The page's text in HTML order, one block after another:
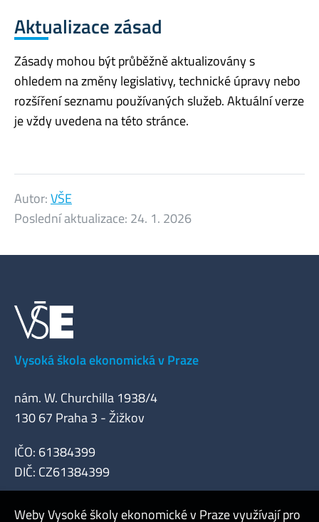
Aktualizace zásad
Zásady mohou být průběžně aktualizovány s
ohledem na změny legislativy, technické úpravy nebo
rozšíření seznamu používaných služeb. Aktuální verze
je vždy uvedena na této stránce.
Autor:VŠE
Poslední aktualizace: 24. 1. 2026
Vysoká škola ekonomická v Praze
nám. W. Churchilla 1938/4
130 67 Praha 3 - Žižkov
IČO: 61384399
DIČ: CZ61384399
Weby Vysoké školy ekonomické v Praze využívají pro